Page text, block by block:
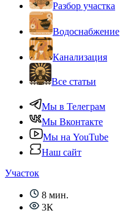
Разбор участка
Водоснабжение
Канализация
Все статьи
Мы в Телеграм
Мы Вконтакте
Мы на YouTube
Наш сайт
Участок
8 мин.
3К